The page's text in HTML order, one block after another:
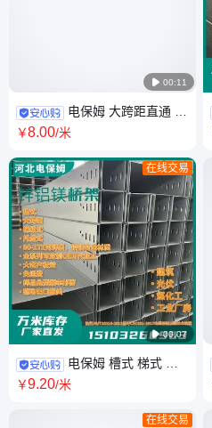
 00:11
电保姆 大跨距直通 大
跨度 热镀锌 热浸镀锌 锌铝镁
￥8.00/米
 00:07
在线交易
电保姆 槽式 梯式 大
跨距直通 托盘式 锌铝镁桥架
￥9.20/米
在线交易